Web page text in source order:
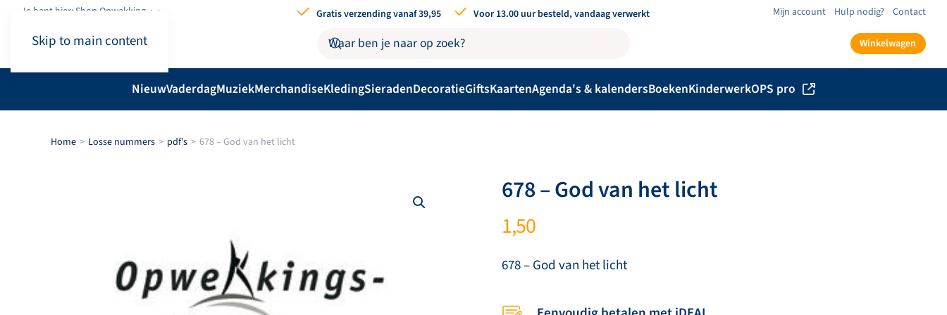
Skip to main content
Je bent hier: Shop.Opwekking Gratis verzending vanaf 39,95 Voor 13.00 uur besteld, vandaag verwerkt Mijn account Hulp nodig? Contact
Winkelwagen
NieuwVaderdagMuziekMerchandiseKledingSieradenDecoratieGiftsKaartenAgenda's & kalendersBoekenKinderwerkOPS pro
Home Losse nummers pdf’s 678 – God van het licht
678 – God van het licht
1,50
678 – God van het licht